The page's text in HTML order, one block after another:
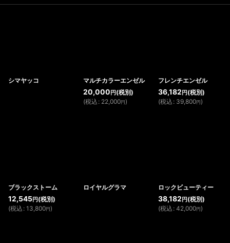
シマヤッコ マルチカラーエンゼル
20,000 円(税別)
(税込 : 22,000円)
フレンチエンゼル
36,182 円(税別)
(税込 : 39,800円)
ブラックストーム
12,545円 (税別)
(税込 : 13,800円)
ロイヤルグラマ ロックビューティー
38,182 円(税別)
(税込 : 42,000円)